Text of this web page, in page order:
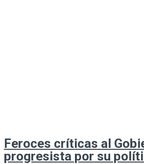
Feroces críticas al
progresista por su